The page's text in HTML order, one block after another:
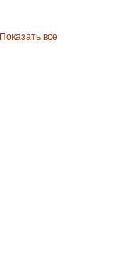
Показать все